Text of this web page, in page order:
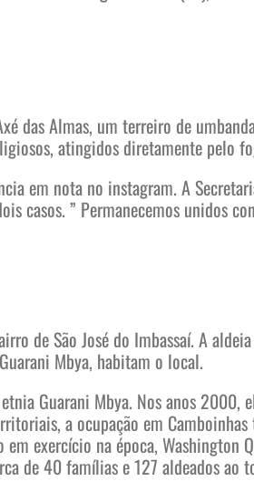
das Almas, um terreiro de
atingidos diretamente pelo
em nota no instagram. A
casos. ” Permanecemos unidos
de São José do Imbassaí. A
Mbya, habitam o local.
Guarani Mbya. Nos anos
a ocupação em
exercício na época, Washington
de 40 famílias e 127 aldeados